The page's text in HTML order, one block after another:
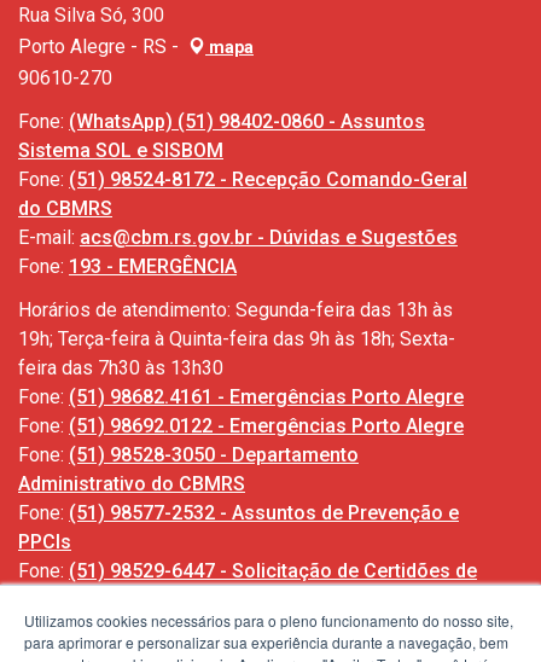
Rua Silva Só, 300
Porto Alegre - RS -
mapa
90610-270
Fone: (WhatsApp) (51) 98402-0860 - Assuntos
Sistema SOL e SISBOM
Fone: (51) 98524-8172 - Recepção Comando-Geral
do CBMRS
E-mail: acs@cbm.rs.gov.br - Dúvidas e Sugestões
Fone: 193 - EMERGÊNCIA
Horários de atendimento: Segunda-feira das 13h às
19h; Terça-feira à Quinta-feira das 9h às 18h; Sexta-
feira das 7h30 às 13h30
Fone: (51) 98682.4161 - Emergências Porto Alegre
Fone: (51) 98692.0122 - Emergências Porto Alegre
Fone: (51) 98528-3050 - Departamento
Administrativo do CBMRS
Fone: (51) 98577-2532 - Assuntos de Prevenção e
PPCIs
Fone: (51) 98529-6447 - Solicitação de Certidões de
Utilizamos cookies necessários para o pleno funcionamento do nosso site,
para aprimorar e personalizar sua experiência durante a navegação, bem